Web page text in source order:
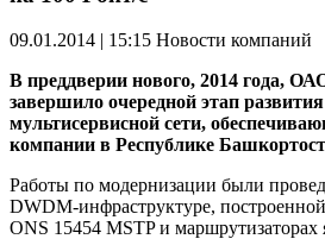
09.01.2014 | 15:15 Новости компаний
В преддверии нового, 2014 года,
завершило очередной этап
мультисервисной сети,
компании в Республике
Работы по модернизации были
DWDM-инфраструктуре,
ONS 15454 MSTP и маршрутизаторах